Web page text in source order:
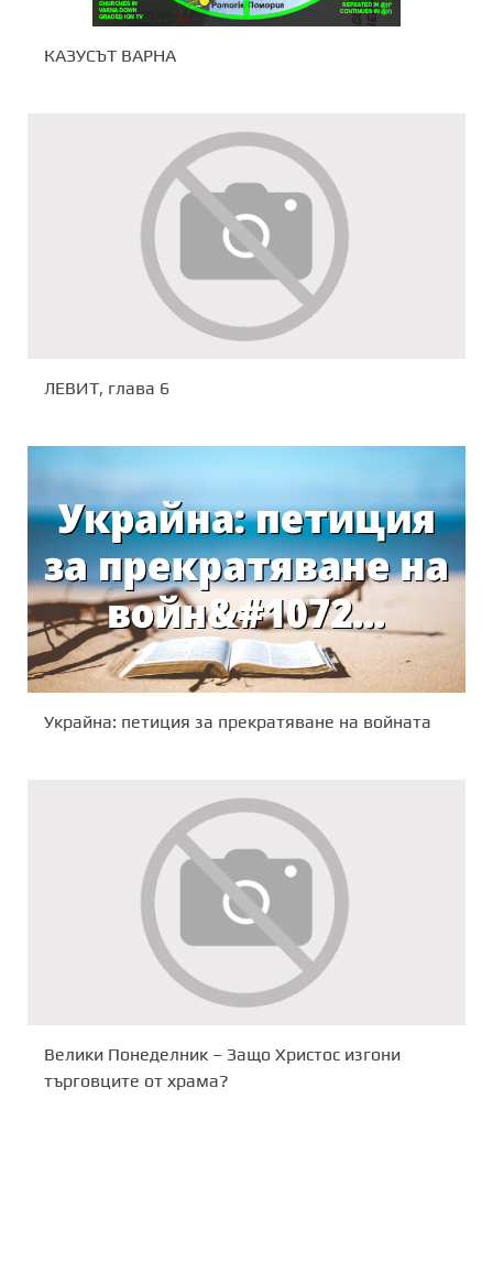
КАЗУСЪТ ВАРНА
ЛЕВИТ, глава 6
Украйна: петиция за прекратяване на войната
Велики Понеделник – Защо Христос изгони
търговците от храма?